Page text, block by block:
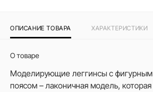
ОПИСАНИЕ ТОВАРА ХАРАКТЕРИСТИКИ
О товаре
Моделирующие леггинсы с фигурным
поясом – лаконичная модель, которая